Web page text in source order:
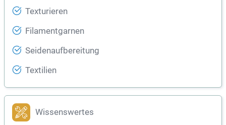
Texturieren
Filamentgarnen
Seidenaufbereitung
Textilien
Wissenswertes